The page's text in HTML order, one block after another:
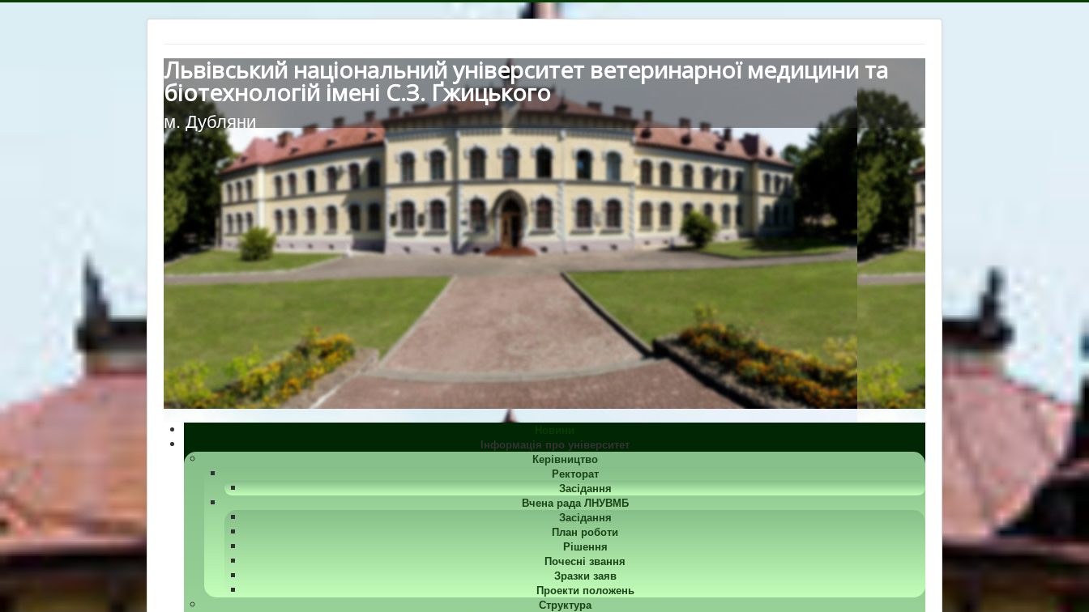
Львівський національний університет ветеринарної медицини та
біотехнологій імені С.З. Ґжицького
м. Дубляни
Інформація про університет
Керівництво
Ректорат
Засідання
Вчена рада ЛНУВМБ
Засідання
План роботи
Рішення
Почесні звання
Зразки заяв
Проекти положень
Структура